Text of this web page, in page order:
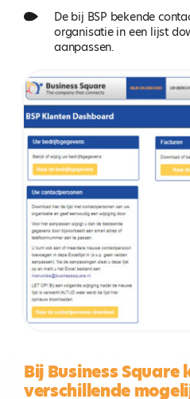
De bij BSP bekende
organisatie in een lijst
aanpassen.
Bij Business
verschillende